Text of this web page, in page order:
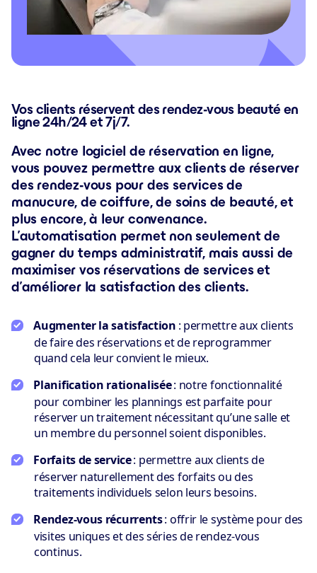
Vos clients réservent des rendez-vous beauté en
ligne 24h/24 et 7j/7.
Avec notre logiciel de réservation en ligne,
vous pouvez permettre aux clients de réserver
des rendez-vous pour des services de
manucure, de coiffure, de soins de beauté, et
plus encore, à leur convenance.
L’automatisation permet non seulement de
gagner du temps administratif, mais aussi de
maximiser vos réservations de services et
d’améliorer la satisfaction des clients.
Augmenter la satisfaction : permettre aux clients
de faire des réservations et de reprogrammer
quand cela leur convient le mieux.
Planification rationalisée: notre fonctionnalité
pour combiner les plannings est parfaite pour
réserver un traitement nécessitant qu’une salle et
un membre du personnel soient disponibles.
Forfaits de service: permettre aux clients de
réserver naturellement des forfaits ou des
traitements individuels selon leurs besoins.
Rendez-vous récurrents: offrir le système pour des
visites uniques et des séries de rendez-vous
continus.